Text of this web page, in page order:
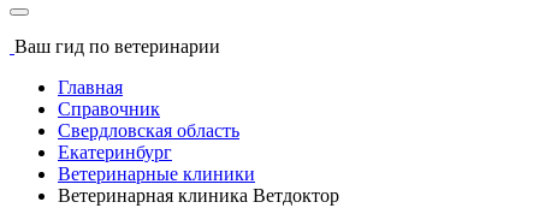
Ваш гид по ветеринарии
Главная
Справочник
Свердловская область
Екатеринбург
Ветеринарные клиники
Ветеринарная клиника Ветдоктор